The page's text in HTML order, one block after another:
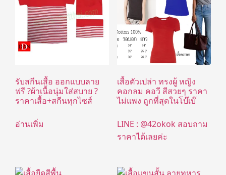
รับสกีนเสื้อ ออกแบบลาย
ฟรี ?ผ้าเนื้อนุ่มใส่สบาย ?
ราคาเสื้อ+สกีนทุกไซส์
อ่านเพิ่ม
เสื้อตัวเปล่า ทรงผู้ หญิง
คอกลม คอวี สีสวยๆ ราคา
ไม่แพง ถูกที่สุดในโบ๊เบ๊
LINE : @42okok สอบถาม
ราคาได้เลยค่ะ